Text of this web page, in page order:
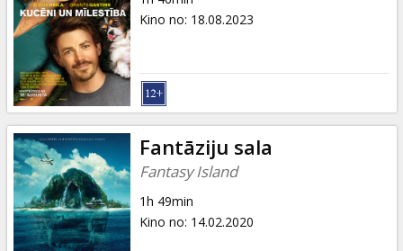
Klubs
Kino no: 18.08.2023
Fantāziju sala
Fantasy Island
1h 49min
Kino no: 14.02.2020